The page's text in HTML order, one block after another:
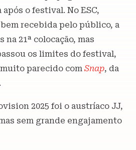
o festival. No ESC,
recebida pelo público, a
na 21ª colocação, mas
os limites do festival,
parecido com Snap, da
2025 foi o austríaco JJ,
sem grande engajamento